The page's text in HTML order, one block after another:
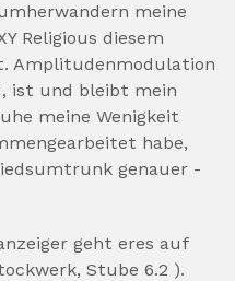
meine
Religious diesem
Amplitudenmodulation
ist und bleibt mein
meine Wenigkeit
habe,
genauer -
geht eres auf
Stube 6.2 ).